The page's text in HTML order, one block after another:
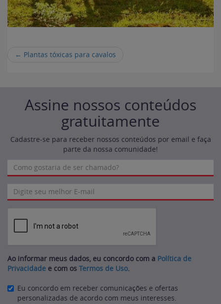
← Plantas tóxicas para cavalos
Assine nossos conteúdos
gratuitamente
Cadastre-se para receber nossos conteúdos por email e faça
parte da nossa comunidade!
Ao informar meus dados, eu concordo com a Política de
Privacidade e com os Termos de Uso.
Eu concordo em receber comunicações e ofertas
personalizadas de acordo com meus interesses.